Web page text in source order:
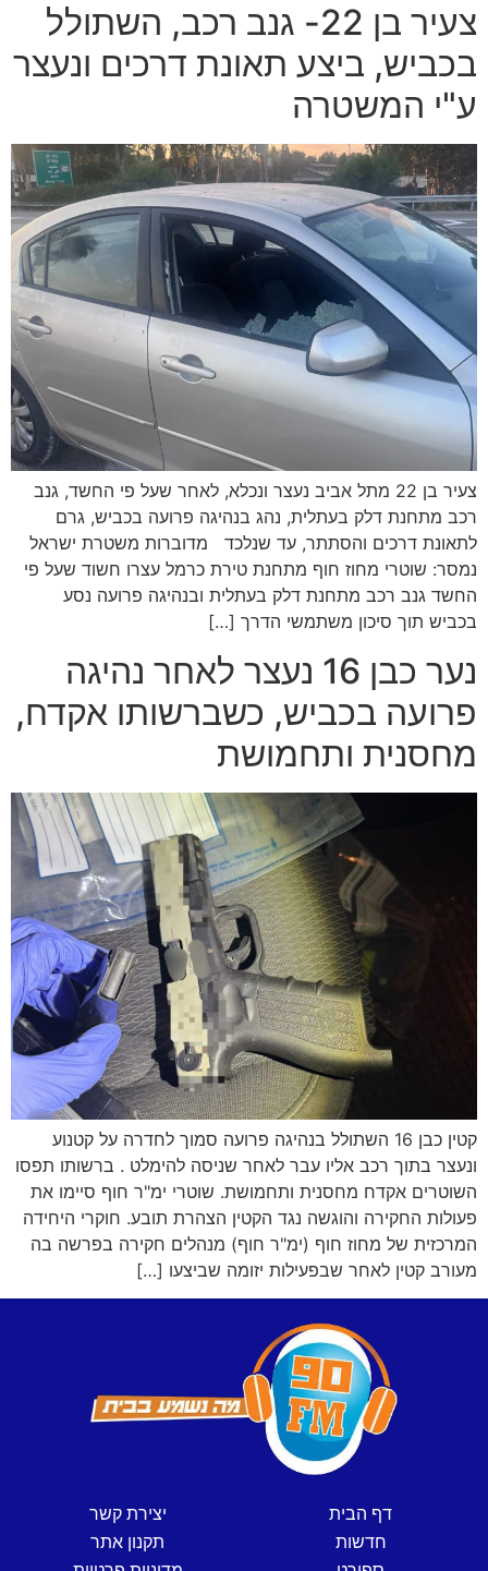
צעיר בן 22- גנב רכב, השתולל
בכביש, ביצע תאונת דרכים ונעצר
ע"י המשטרה
צעיר בן 22 מתל אביב נעצר ונכלא, לאחר שעל פי החשד, גנב
רכב מתחנת דלק בעתלית, נהג בנהיגה פרועה בכביש, גרם
לתאונת דרכים והסתתר, עד שנלכד מדוברות משטרת ישראל
נמסר: שוטרי מחוז חוף מתחנת טירת כרמל עצרו חשוד שעל פי
החשד גנב רכב מתחנת דלק בעתלית ובנהיגה פרועה נסע
בכביש תוך סיכון משתמשי הדרך […]
נער כבן 16 נעצר לאחר נהיגה
פרועה בכביש, כשברשותו אקדח,
מחסנית ותחמושת
קטין כבן 16 השתולל בנהיגה פרועה סמוך לחדרה על קטנוע
ונעצר בתוך רכב אליו עבר לאחר שניסה להימלט . ברשותו תפסו
השוטרים אקדח מחסנית ותחמושת. שוטרי ימ"ר חוף סיימו את
פעולות החקירה והוגשה נגד הקטין הצהרת תובע. חוקרי היחידה
המרכזית של מחוז חוף (ימ"ר חוף) מנהלים חקירה בפרשה בה
מעורב קטין לאחר שבפעילות יזומה שביצעו […]
דף הבית
חדשות
יצירת קשר
תקנון אתר